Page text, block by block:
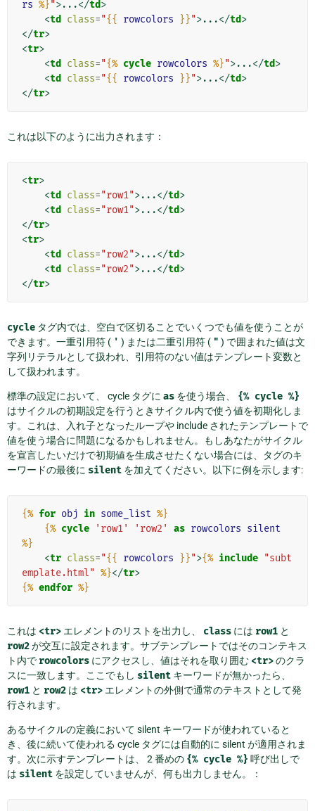
rs %}">...</td>
<td class="{{ rowcolors }}">...</td>
</tr>
<tr>
<td class="{% cycle rowcolors %}">...</td>
<td class="{{ rowcolors }}">...</td>
</tr>
これは以下のように出力されます：
<tr>
<td class="row1">...</td>
<td class="row1">...</td>
</tr>
<tr>
<td class="row2">...</td>
<td class="row2">...</td>
</tr>
cycle タグ内では、空白で区切ることでいくつでも値を使うことが
できます。一重引用符 ( ' ) または二重引用符 ( " ) で囲まれた値は文
字列リテラルとして扱われ、引用符のない値はテンプレート変数と
して扱われます。
標準の設定において、 cycle タグに as を使う場合、 {% cycle %}
はサイクルの初期設定を行うときサイクル内で使う値を初期化しま
す。これは、入れ子となったループや include されたテンプレートで
値を使う場合に問題になるかもしれません。もしあなたがサイクル
を宣言したいだけで初期値を生成させたくない場合には、タグのキ
ーワードの最後に silent を加えてください。以下に例を示します:
{% for obj in some_list %}
{% cycle 'row1' 'row2' as rowcolors silent
%}
<tr class="{{ rowcolors }}">{% include "subt
emplate.html" %}</tr>
{% endfor %}
これは <tr> エレメントのリストを出力し、 class には row1 と
row2が交互に設定されます。サブテンプレートではそのコンテキス
ト内で rowcolors にアクセスし、値はそれを取り囲む <tr>のクラ
スに一致します。ここでもし silent キーワードが無かったら、
row1 と row2 は <tr> エレメントの外側で通常のテキストとして発
行されます。
あるサイクルの定義において silent キーワードが使われていると
き、後に続いて使われる cycle タグには自動的に silent が適用されま
す。次に示すテンプレートは、 2 番めの {% cycle %} 呼び出しで
は silent を設定していませんが、何も出力しません。：